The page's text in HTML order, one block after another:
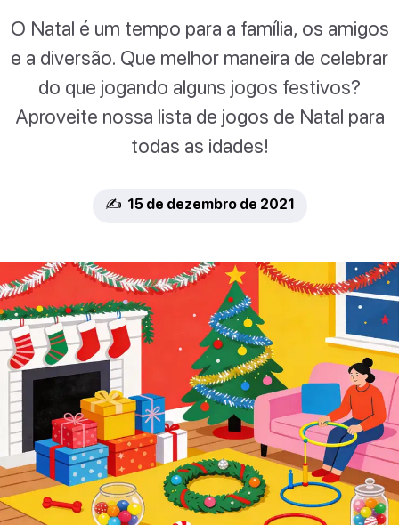
O Natal é um tempo para a família, os amigos
e a diversão. Que melhor maneira de celebrar
do que jogando alguns jogos festivos?
Aproveite nossa lista de jogos de Natal para
todas as idades!
✍️ 15 de dezembro de 2021